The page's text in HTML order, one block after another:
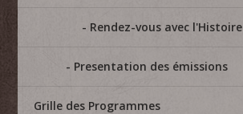
Rendez-vous avec l'Histoire
Presentation des émissions
Grille des Programmes